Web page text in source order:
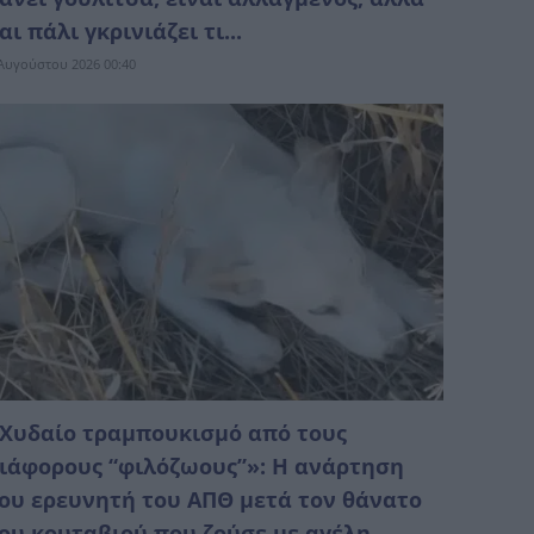
πάλι γκρινιάζει τι...
2026 00:40
τραμπουκισμό από τους
“φιλόζωους”»: Η ανάρτηση
ερευνητή του ΑΠΘ μετά τον θάνατο